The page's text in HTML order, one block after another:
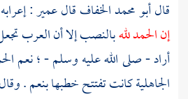
قالأبو محمد الخفافقالعمير:
إن الحمد للهبالنصب إلا أن العرب
أراد - صلى الله عليه وسلم - ؛ نعم
الجاهلية كانت تفتتح خطبها بنعم .